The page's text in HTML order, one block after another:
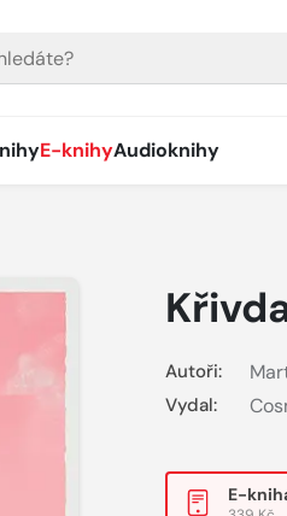
E-knihyAudioknihy
Autoři:
Vydal:
E-